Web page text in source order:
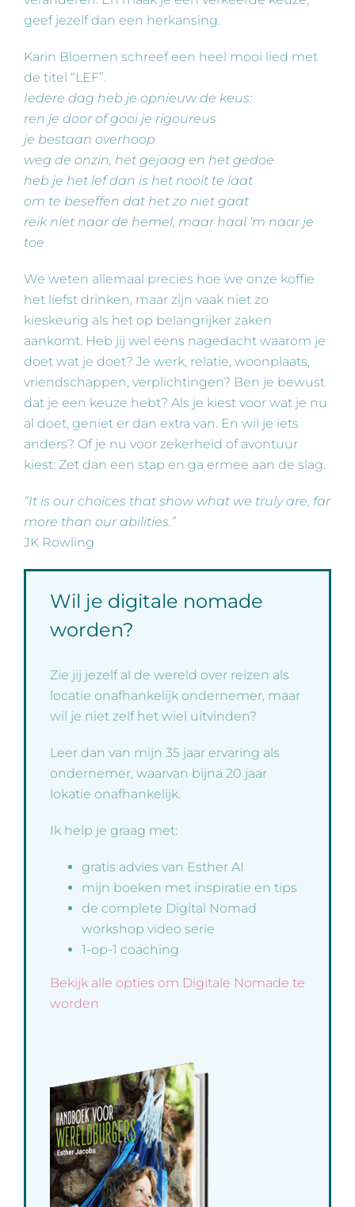
geef jezelf dan een herkansing.
Karin Bloemen schreef een heel mooi lied met
de titel “LEF”.
Iedere dag heb je opnieuw de keus:
ren je door of gooi je rigoureus
je bestaan overhoop
weg de onzin, het gejaag en het gedoe
heb je het lef dan is het nooit te laat
om te beseffen dat het zo niet gaat
reik niet naar de hemel, maar haal ‘m naar je
toe
We weten allemaal precies hoe we onze koffie
het liefst drinken, maar zijn vaak niet zo
kieskeurig als het op belangrijker zaken
aankomt. Heb jij wel eens nagedacht waarom je
doet wat je doet? Je werk, relatie, woonplaats,
vriendschappen, verplichtingen? Ben je bewust
dat je een keuze hebt? Als je kiest voor wat je nu
al doet, geniet er dan extra van. En wil je iets
anders? Of je nu voor zekerheid of avontuur
kiest: Zet dan een stap en ga ermee aan de slag.
“It is our choices that show what we truly are, far
more than our abilities.”
JK Rowling
Wil je digitale nomade
worden?
Zie jij jezelf al de wereld over reizen als
locatie onafhankelijk ondernemer, maar
wil je niet zelf het wiel uitvinden?
Leer dan van mijn 35 jaar ervaring als
ondernemer, waarvan bijna 20 jaar
lokatie onafhankelijk.
Ik help je graag met:
gratis advies van Esther AI
mijn boeken met inspiratie en tips
de complete Digital Nomad
workshop video serie
1-op-1 coaching
Bekijk alle opties om Digitale Nomade te
worden